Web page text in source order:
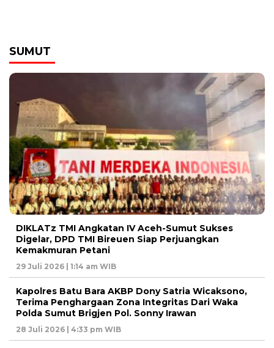
SUMUT
DIKLATz TMI Angkatan IV Aceh-Sumut Sukses
Digelar, DPD TMI Bireuen Siap Perjuangkan
Kemakmuran Petani
29 Juli 2026 | 1:14 am WIB
Kapolres Batu Bara AKBP Dony Satria Wicaksono,
Terima Penghargaan Zona Integritas Dari Waka
Polda Sumut Brigjen Pol. Sonny Irawan
28 Juli 2026 | 4:33 pm WIB